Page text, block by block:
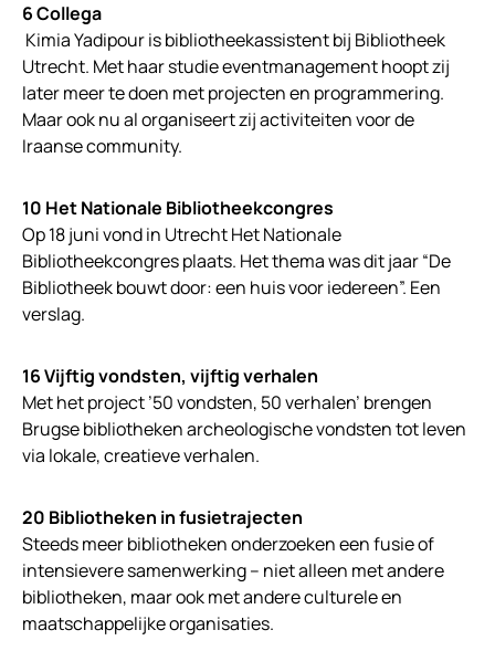
6 Collega
Kimia Yadipour is bibliotheekassistent bij Bibliotheek
Utrecht. Met haar studie eventmanagement hoopt zij
later meer te doen met projecten en programmering.
Maar ook nu al organiseert zij activiteiten voor de
Iraanse community.
10 Het Nationale Bibliotheekcongres
Op 18 juni vond in Utrecht Het Nationale
Bibliotheekcongres plaats. Het thema was dit jaar “De
Bibliotheek bouwt door: een huis voor iedereen”. Een
verslag.
16 Vijftig vondsten, vijftig verhalen
Met het project ’50 vondsten, 50 verhalen’ brengen
Brugse bibliotheken archeologische vondsten tot leven
via lokale, creatieve verhalen.
20 Bibliotheken in fusietrajecten
Steeds meer bibliotheken onderzoeken een fusie of
intensievere samenwerking – niet alleen met andere
bibliotheken, maar ook met andere culturele en
maatschappelijke organisaties.